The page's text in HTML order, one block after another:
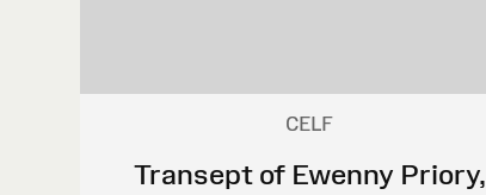
CELF
Transept of Ewenny Priory,